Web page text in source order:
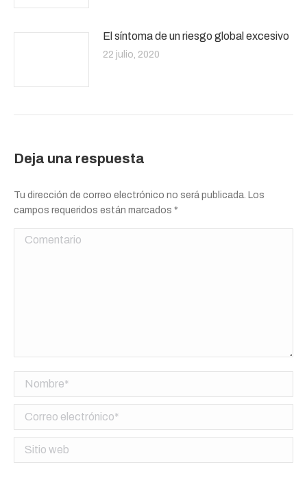
El síntoma de un riesgo global excesivo
22 julio, 2020
Deja una respuesta
Tu dirección de correo electrónico no será publicada. Los
campos requeridos están marcados *
Comentario
Nombre *
Correo electrónico *
Sitio web